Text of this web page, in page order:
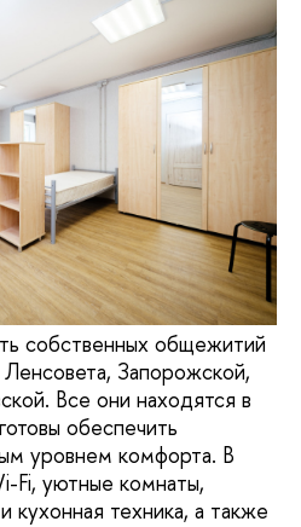
собственных общежитий
Запорожской,
Все они находятся в
обеспечить
уровнем комфорта. В
Fi, уютные комнаты,
кухонная техника, а также